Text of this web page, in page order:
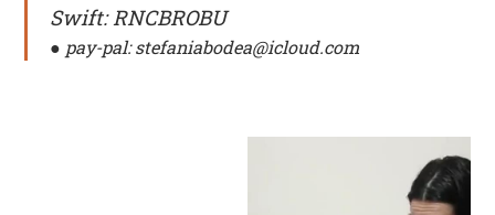
Swift: RNCBROBU
● pay-pal: stefaniabodea@icloud.com